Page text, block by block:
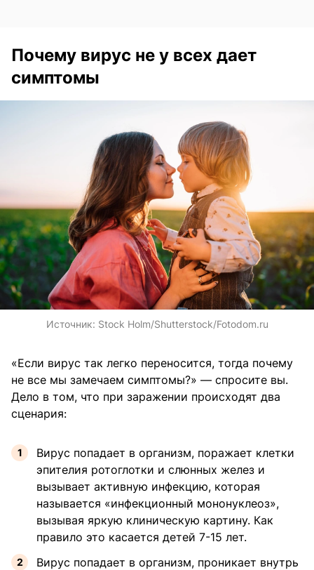
Почему вирус не у всех дает
симптомы
Источник: Stock Holm/Shutterstock/Fotodom.ru
«Если вирус так легко переносится, тогда почему
не все мы замечаем симптомы?» — спросите вы.
Дело в том, что при заражении происходят два
сценария:
Вирус попадает в организм, поражает клетки
эпителия ротоглотки и слюнных желез и
вызывает активную инфекцию, которая
называется «инфекционный мононуклеоз»,
вызывая яркую клиническую картину. Как
правило это касается детей 7-15 лет.
Вирус попадает в организм, проникает внутрь